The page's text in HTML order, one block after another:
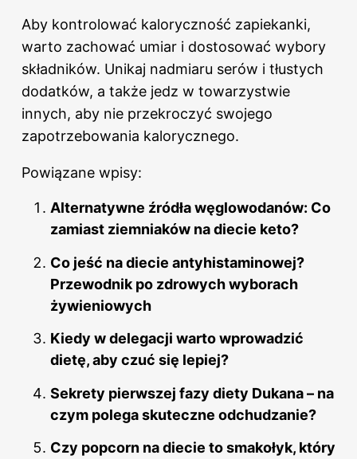
Aby kontrolować kaloryczność zapiekanki,
warto zachować umiar i dostosować wybory
składników. Unikaj nadmiaru serów i tłustych
dodatków, a także jedz w towarzystwie
innych, aby nie przekroczyć swojego
zapotrzebowania kalorycznego.
Powiązane wpisy:
Alternatywne źródła węglowodanów: Co
zamiast ziemniaków na diecie keto?
Co jeść na diecie antyhistaminowej?
Przewodnik po zdrowych wyborach
żywieniowych
Kiedy w delegacji warto wprowadzić
dietę, aby czuć się lepiej?
Sekrety pierwszej fazy diety Dukana – na
czym polega skuteczne odchudzanie?
Czy popcorn na diecie to smakołyk, który